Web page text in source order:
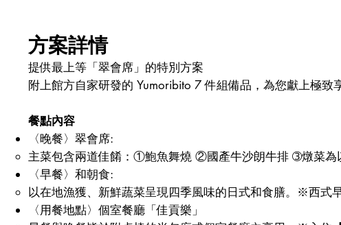
方案詳情
提供最上等「翠會席」的特別方案
附上館方自家研發的 Yumoribito 7 件組備品，為您獻上極致
餐點內容
〈晚餐〉翠會席:
主菜包含兩道佳餚：①鮑魚舞燒 ②國產牛沙朗牛排 ➂燉菜為
〈早餐〉和朝食:
以在地漁獲、新鮮蔬菜呈現四季風味的日式和食膳。※西
〈用餐地點〉個室餐廳「佳貢樂」